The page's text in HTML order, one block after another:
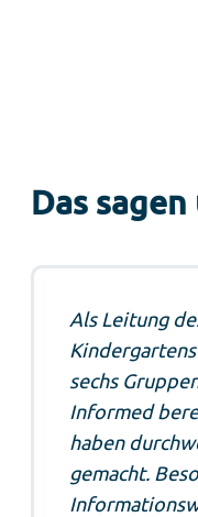
Das
Als Leitung
sechs
Informed
haben
gemacht.